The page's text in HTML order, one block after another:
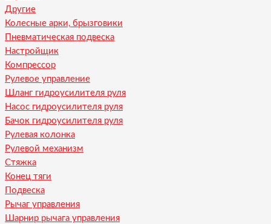
Другие
Колесные арки, брызговики
Пневматическая подвеска
Настройщик
Компрессор
Рулевое управление
Шланг гидроусилителя руля
Насос гидроусилителя руля
Бачок гидроусилителя руля
Рулевая колонка
Рулевой механизм
Стяжка
Конец тяги
Подвеска
Рычаг управления
Шарнир рычага управления